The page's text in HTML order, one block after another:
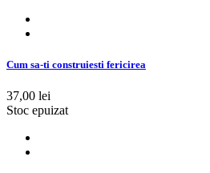
Cum sa-ti construiesti fericirea
37,00 lei
Stoc epuizat